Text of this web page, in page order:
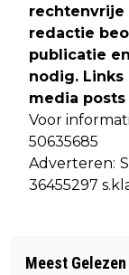
rechtenvrije
redactie
publicatie
nodig. Links
media
Voor
50635685
Adverteren:
36455297
Meest Gelezen